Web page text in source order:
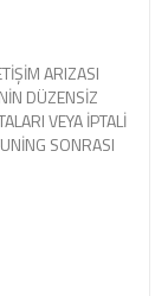
ARIZASI
DÜZENSİZ
VEYA İPTALİ
SONRASI